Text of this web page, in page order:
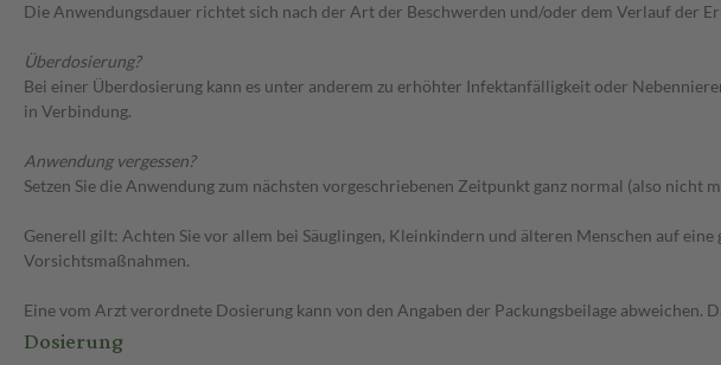
Die Anwendungsdauer richtet sich nach der Art der Beschwerden und/oder dem Verlauf der
Überdosierung?
Bei einer Überdosierung kann es unter anderem zu erhöhter Infektanfälligkeit oder
in Verbindung.
Anwendung vergessen?
Setzen Sie die Anwendung zum nächsten vorgeschriebenen Zeitpunkt ganz normal (also nicht
Generell gilt: Achten Sie vor allem bei Säuglingen, Kleinkindern und älteren Menschen auf
Vorsichtsmaßnahmen.
Eine vom Arzt verordnete Dosierung kann von den Angaben der Packungsbeilage
Dosierung